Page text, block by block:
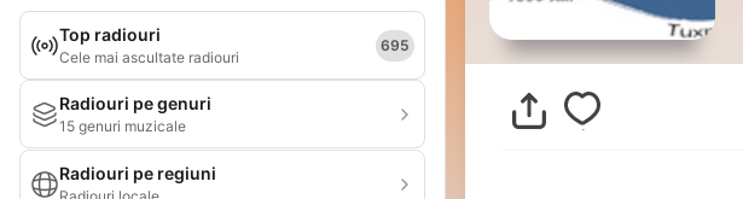
Top radiouri
Cele mai ascultate radiouri
695
Radiouri pe genuri
15 genuri muzicale
Radiouri pe regiuni